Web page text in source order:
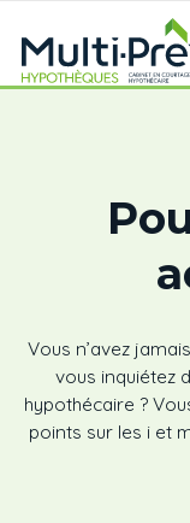
Vous n’avez
vous inquiétez
hypothécaire ?
points sur les i et